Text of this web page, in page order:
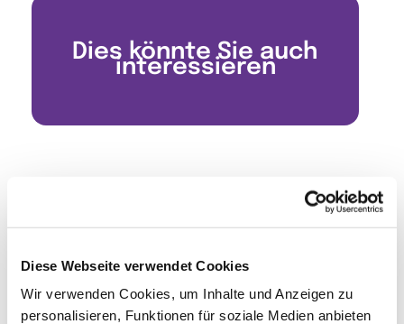
Diese Webseite verwendet Cookies
Wir verwenden Cookies, um Inhalte und Anzeigen zu
personalisieren, Funktionen für soziale Medien anbieten
Dies könnte Sie auch
interessieren